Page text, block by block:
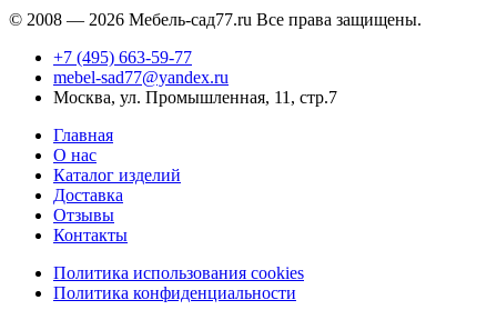
© 2008 — 2026 Мебель-сад77.ru Все права защищены.
+7 (495) 663-59-77
mebel-sad77@yandex.ru
Москва, ул. Промышленная, 11, стр.7
Главная
О нас
Каталог изделий
Доставка
Отзывы
Контакты
Политика использования cookies
Политика конфиденциальности